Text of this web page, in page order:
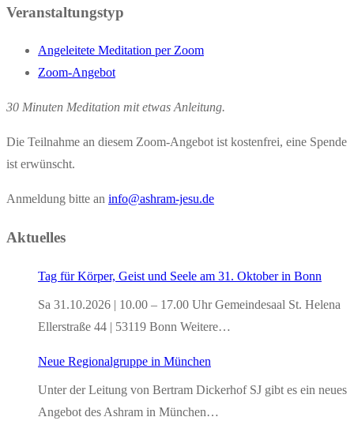
Veranstaltungstyp
Angeleitete Meditation per Zoom
Zoom-Angebot
30 Minuten Meditation mit etwas Anleitung.
Die Teilnahme an diesem Zoom-Angebot ist kostenfrei, eine Spende
ist erwünscht.
Anmeldung bitte an info@ashram-jesu.de
Aktuelles
Tag für Körper, Geist und Seele am 31. Oktober in Bonn
Sa 31.10.2026 | 10.00 – 17.00 Uhr Gemeindesaal St. Helena
Ellerstraße 44 | 53119 Bonn Weitere…
Neue Regionalgruppe in München
Unter der Leitung von Bertram Dickerhof SJ gibt es ein neues
Angebot des Ashram in München…